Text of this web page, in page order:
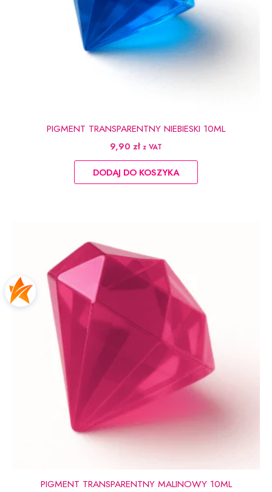
PIGMENT TRANSPARENTNY NIEBIESKI 10ML
9,90 zł z VAT
DODAJ DO KOSZYKA
PIGMENT TRANSPARENTNY MALINOWY 10ML